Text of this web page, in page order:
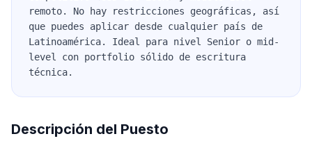
remoto. No hay restricciones geográficas, así
que puedes aplicar desde cualquier país de
Latinoamérica. Ideal para nivel Senior o mid-
level con portfolio sólido de escritura
técnica.
Descripción del Puesto